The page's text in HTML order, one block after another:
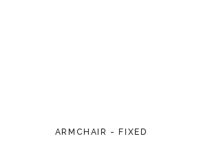
ARMCHAIR - FIXED